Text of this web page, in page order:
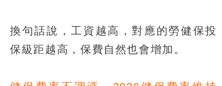
換句話說，工資越高，對應的勞健保投
保級距越高，保費自然也會增加。